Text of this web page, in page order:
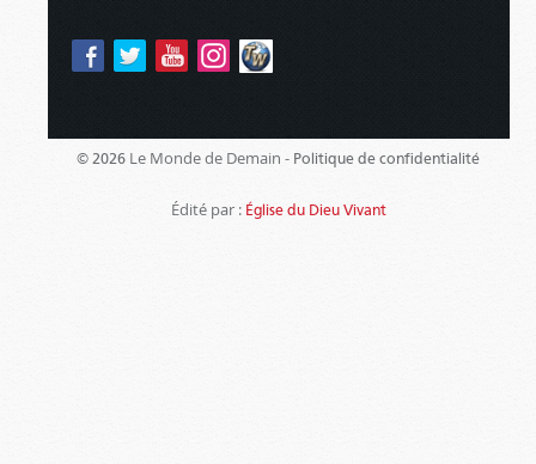
© 2026 Le Monde de Demain - Politique de confidentialité
Édité par : Église du Dieu Vivant